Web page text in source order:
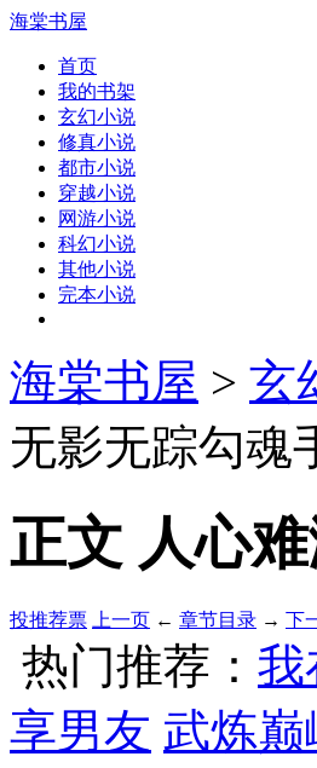
海棠书屋
首页
我的书架
玄幻小说
修真小说
都市小说
穿越小说
网游小说
科幻小说
其他小说
完本小说
海棠书屋 > 玄
无影无踪勾魂
正文 人心
投推荐票 上一页 ← 章节目录 → 下
热门推荐： 我
享男友 武炼巅